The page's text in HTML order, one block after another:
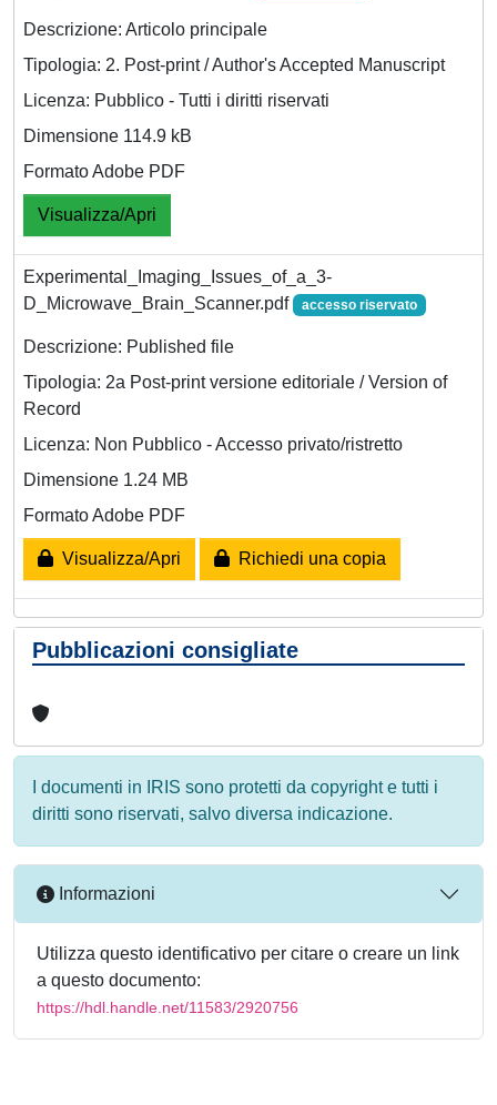
Descrizione: Articolo principale
Tipologia: 2. Post-print / Author's Accepted Manuscript
Licenza: Pubblico - Tutti i diritti riservati
Dimensione 114.9 kB
Formato Adobe PDF
Visualizza/Apri
Experimental_Imaging_Issues_of_a_3-
D_Microwave_Brain_Scanner.pdf
accesso riservato
Descrizione: Published file
Tipologia: 2a Post-print versione editoriale / Version of
Record
Licenza: Non Pubblico - Accesso privato/ristretto
Dimensione 1.24 MB
Formato Adobe PDF
Visualizza/Apri Richiedi una copia
Pubblicazioni consigliate
I documenti in IRIS sono protetti da copyright e tutti i
diritti sono riservati, salvo diversa indicazione.
Informazioni
Utilizza questo identificativo per citare o creare un link
a questo documento:
https://hdl.handle.net/11583/2920756